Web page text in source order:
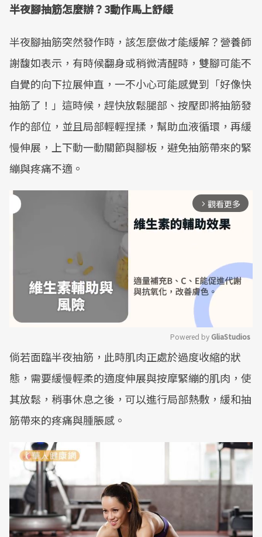
半夜腳抽筋怎麼辦？3動作馬上舒緩
半夜腳抽筋突然發作時，該怎麼做才能緩解？營養師
謝馥如表示，有時候翻身或稍微清醒時，雙腳可能不
自覺的向下拉展伸直，一不小心可能感覺到「好像快
抽筋了！」這時候，趕快放鬆腿部、按壓即將抽筋發
作的部位，並且局部輕輕捏揉，幫助血液循環，再緩
慢伸展，上下動一動關節與腳板，避免抽筋帶來的緊
繃與疼痛不適。
arrow_forward_ios 觀看更多
Mute
Powered by GliaStudios
倘若面臨半夜抽筋，此時肌肉正處於過度收縮的狀
態，需要緩慢輕柔的適度伸展與按摩緊繃的肌肉，使
其放鬆，稍事休息之後，可以進行局部熱敷，緩和抽
筋帶來的疼痛與腫脹感。